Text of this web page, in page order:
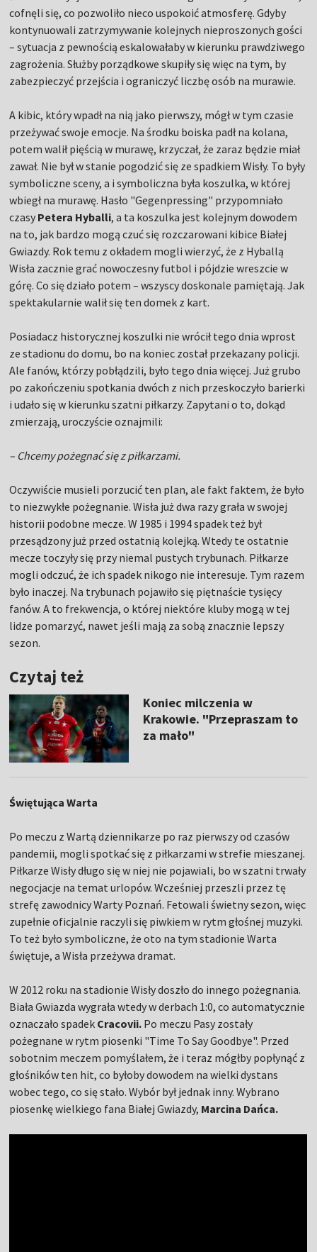
cofnęli się, co pozwoliło nieco uspokoić atmosferę. Gdyby
kontynuowali zatrzymywanie kolejnych nieproszonych gości
– sytuacja z pewnością eskalowałaby w kierunku prawdziwego
zagrożenia. Służby porządkowe skupiły się więc na tym, by
zabezpieczyć przejścia i ograniczyć liczbę osób na murawie.
A kibic, który wpadł na nią jako pierwszy, mógł w tym czasie
przeżywać swoje emocje. Na środku boiska padł na kolana,
potem walił pięścią w murawę, krzyczał, że zaraz będzie miał
zawał. Nie był w stanie pogodzić się ze spadkiem Wisły. To były
symboliczne sceny, a i symboliczna była koszulka, w której
wbiegł na murawę. Hasło "Gegenpressing" przypomniało
czasy Petera Hyballi, a ta koszulka jest kolejnym dowodem
na to, jak bardzo mogą czuć się rozczarowani kibice Białej
Gwiazdy. Rok temu z okładem mogli wierzyć, że z Hyballą
Wisła zacznie grać nowoczesny futbol i pójdzie wreszcie w
górę. Co się działo potem – wszyscy doskonale pamiętają. Jak
spektakularnie walił się ten domek z kart.
Posiadacz historycznej koszulki nie wrócił tego dnia wprost
ze stadionu do domu, bo na koniec został przekazany policji.
Ale fanów, którzy pobłądzili, było tego dnia więcej. Już grubo
po zakończeniu spotkania dwóch z nich przeskoczyło barierki
i udało się w kierunku szatni piłkarzy. Zapytani o to, dokąd
zmierzają, uroczyście oznajmili:
– Chcemy pożegnać się z piłkarzami.
Oczywiście musieli porzucić ten plan, ale fakt faktem, że było
to niezwykłe pożegnanie. Wisła już dwa razy grała w swojej
historii podobne mecze. W 1985 i 1994 spadek też był
przesądzony już przed ostatnią kolejką. Wtedy te ostatnie
mecze toczyły się przy niemal pustych trybunach. Piłkarze
mogli odczuć, że ich spadek nikogo nie interesuje. Tym razem
było inaczej. Na trybunach pojawiło się piętnaście tysięcy
fanów. A to frekwencja, o której niektóre kluby mogą w tej
lidze pomarzyć, nawet jeśli mają za sobą znacznie lepszy
sezon.
Czytaj też
Koniec milczenia w
Krakowie. "Przepraszam to
za mało"
Świętująca Warta
Po meczu z Wartą dziennikarze po raz pierwszy od czasów
pandemii, mogli spotkać się z piłkarzami w strefie mieszanej.
Piłkarze Wisły długo się w niej nie pojawiali, bo w szatni trwały
negocjacje na temat urlopów. Wcześniej przeszli przez tę
strefę zawodnicy Warty Poznań. Fetowali świetny sezon, więc
zupełnie oficjalnie raczyli się piwkiem w rytm głośnej muzyki.
To też było symboliczne, że oto na tym stadionie Warta
świętuje, a Wisła przeżywa dramat.
W 2012 roku na stadionie Wisły doszło do innego pożegnania.
Biała Gwiazda wygrała wtedy w derbach 1:0, co automatycznie
oznaczało spadek Cracovii. Po meczu Pasy zostały
pożegnane w rytm piosenki "Time To Say Goodbye". Przed
sobotnim meczem pomyślałem, że i teraz mógłby popłynąć z
głośników ten hit, co byłoby dowodem na wielki dystans
wobec tego, co się stało. Wybór był jednak inny. Wybrano
piosenkę wielkiego fana Białej Gwiazdy, Marcina Dańca.